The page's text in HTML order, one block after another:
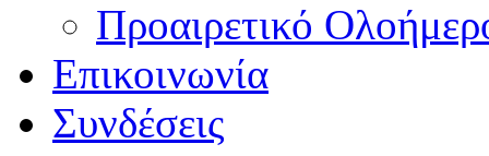
Προαιρετικό
Επικοινωνία
Συνδέσεις